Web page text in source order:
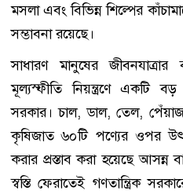
মসলা এবং বিভিন্ন শিল্পের
সম্ভাবনা রয়েছে।
সাধারণ মানুষের
মূল্যস্ফীতি নিয়ন্ত্রণে একটি
সরকার। চাল, ডাল, তেল,
কৃষিজাত ৬০টি পণ্যের ওপর
করার প্রস্তাব করা হয়েছে আসন্ন
স্বস্তি ফেরাতেই গণতান্ত্রিক